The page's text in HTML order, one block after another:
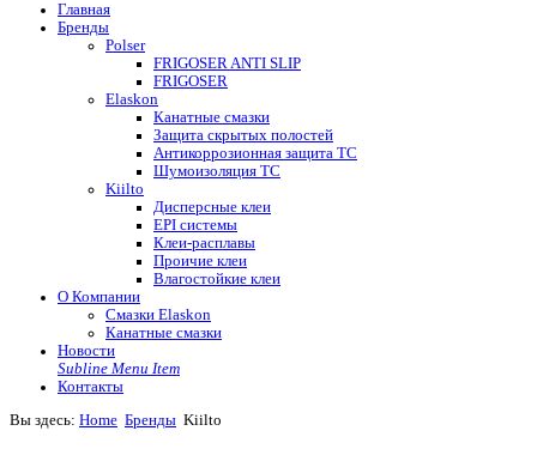
Главная
Бренды
Polser
FRIGOSER ANTI SLIP
FRIGOSER
Elaskon
Канатные смазки
Защита скрытых полостей
Антикоррозионная защита ТС
Шумоизоляция ТС
Kiilto
Дисперсные клеи
EPI системы
Клеи-расплавы
Проичие клеи
Влагостойкие клеи
О Компании
Смазки Elaskon
Канатные смазки
Новости
Subline Menu Item
Контакты
Вы здесь: Home Бренды Kiilto